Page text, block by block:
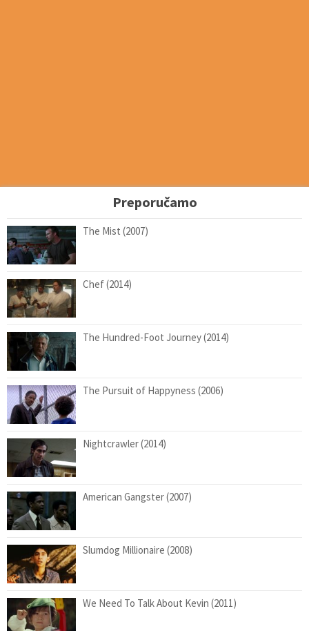
Preporučamo
The Mist (2007)
Chef (2014)
The Hundred-Foot Journey (2014)
The Pursuit of Happyness (2006)
Nightcrawler (2014)
American Gangster (2007)
Slumdog Millionaire (2008)
We Need To Talk About Kevin (2011)